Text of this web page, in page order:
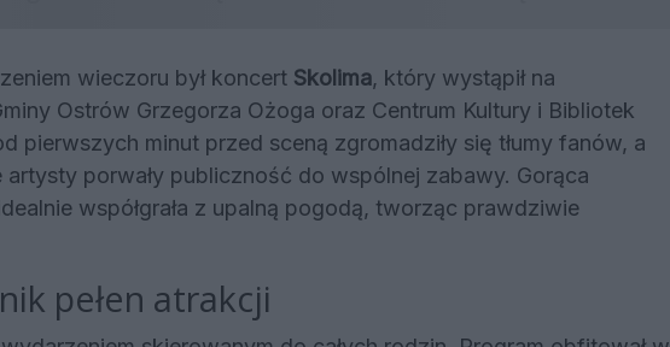
wieczoru był koncert Skolima, który wystąpił na
Ostrów Grzegorza Ożoga oraz Centrum Kultury i Bibliotek
pierwszych minut przed sceną zgromadziły się tłumy fanów, a
porwały publiczność do wspólnej zabawy. Gorąca
współgrała z upalną pogodą, tworząc prawdziwie
pełen atrakcji